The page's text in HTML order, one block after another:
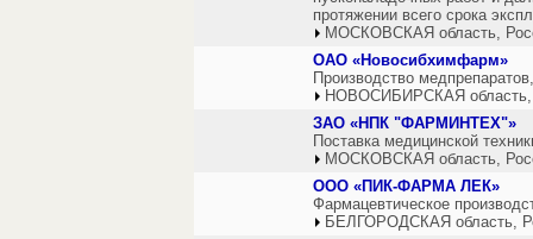
протяжении всего срока
МОСКОВСКАЯ область,
ОАО «Новосибхимфарм»
Производство
НОВОСИБИРСКАЯ область,
ЗАО «НПК "ФАРМИНТЕХ"»
Поставка медицинской
МОСКОВСКАЯ область,
ООО «ПИК-ФАРМА ЛЕК»
Фармацевтическое
БЕЛГОРОДСКАЯ область,